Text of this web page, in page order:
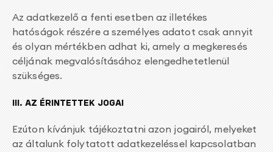
Az adatkezelő a fenti esetben az illetékes
hatóságok részére a személyes adatot csak annyit
és olyan mértékben adhat ki, amely a megkeresés
céljának megvalósításához elengedhetetlenül
szükséges.
III. AZ ÉRINTETTEK JOGAI
Ezúton kívánjuk tájékoztatni azon jogairól, melyeket
az általunk folytatott adatkezeléssel kapcsolatban